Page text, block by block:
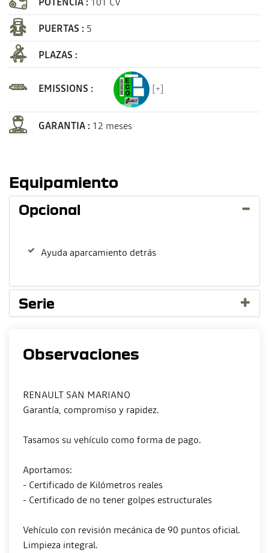
PUERTAS : 5
PLAZAS :
EMISSIONS : [+]
GARANTIA : 12 meses
Equipamiento
Opcional
Ayuda aparcamiento detrás
Serie
Observaciones
RENAULT SAN MARIANO
Garantía, compromiso y rapidez.
Tasamos su vehículo como forma de pago.
Aportamos:
- Certificado de Kilómetros reales
- Certificado de no tener golpes estructurales
Vehículo con revisión mecánica de 90 puntos oficial.
Limpieza integral.